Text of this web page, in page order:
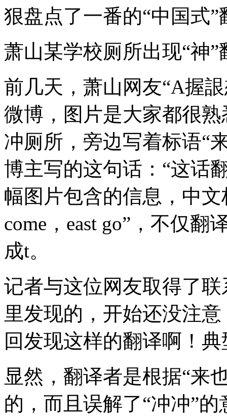
狠盘点了一番的“中国式”
萧山某学校厕所出现“神”
前几天，萧山网友“A握
微博，图片是大家都很
冲厕所，旁边写着标语“
博主写的这句话：“这话
幅图片包含的信息，中
come，east go”，不仅
成t。
记者与这位网友取得了
里发现的，开始还没注
回发现这样的翻译啊！
显然，翻译者是根据“来
的，而且误解了“冲冲”